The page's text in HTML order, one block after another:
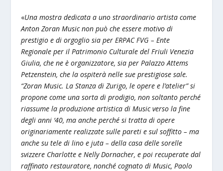
«Una mostra dedicata a uno straordinario artista come
Anton Zoran Music non può che essere motivo di
prestigio e di orgoglio sia per ERPAC FVG – Ente
Regionale per il Patrimonio Culturale del Friuli Venezia
Giulia, che ne è organizzatore, sia per Palazzo Attems
Petzenstein, che la ospiterà nelle sue prestigiose sale.
“Zoran Music. La Stanza di Zurigo, le opere e l’atelier” si
propone come una sorta di prodigio, non soltanto perché
riassume la produzione artistica di Music verso la fine
degli anni ‘40, ma anche perché si tratta di opere
originariamente realizzate sulle pareti e sul soffitto – ma
anche su tele di lino e juta – della casa delle sorelle
svizzere Charlotte e Nelly Dornacher, e poi recuperate dal
raffinato restauratore, nonché cognato di Music, Paolo